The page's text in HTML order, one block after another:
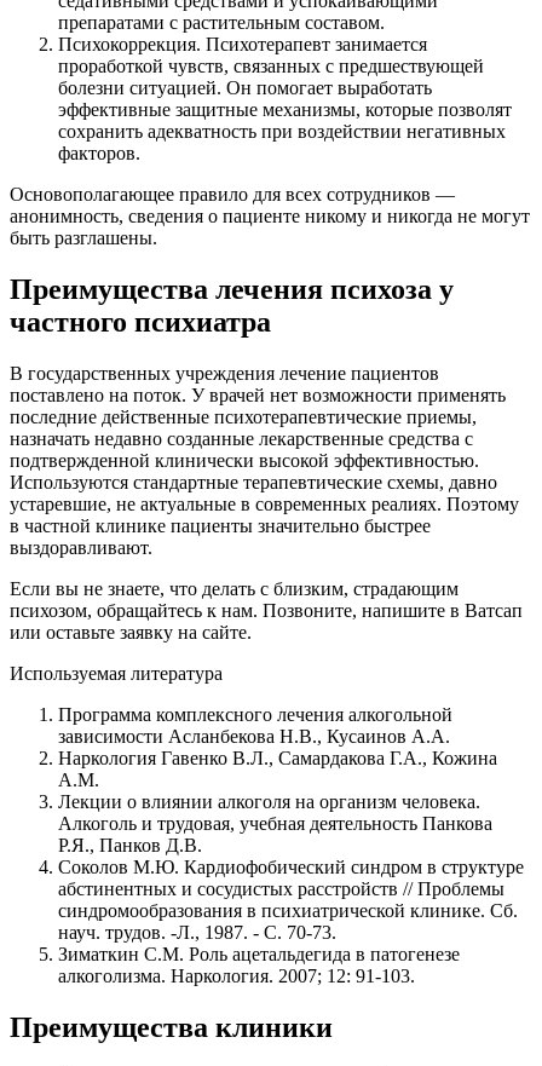
препаратами с растительным составом.
Психокоррекция. Психотерапевт занимается
проработкой чувств, связанных с предшествующей
болезни ситуацией. Он помогает выработать
эффективные защитные механизмы, которые позволят
сохранить адекватность при воздействии негативных
факторов.
Основополагающее правило для всех сотрудников —
анонимность, сведения о пациенте никому и никогда не могут
быть разглашены.
Преимущества лечения психоза у
частного психиатра
В государственных учреждения лечение пациентов
поставлено на поток. У врачей нет возможности применять
последние действенные психотерапевтические приемы,
назначать недавно созданные лекарственные средства с
подтвержденной клинически высокой эффективностью.
Используются стандартные терапевтические схемы, давно
устаревшие, не актуальные в современных реалиях. Поэтому
в частной клинике пациенты значительно быстрее
выздоравливают.
Если вы не знаете, что делать с близким, страдающим
психозом, обращайтесь к нам. Позвоните, напишите в Ватсап
или оставьте заявку на сайте.
Используемая литература
Программа комплексного лечения алкогольной
зависимости Асланбекова Н.В., Кусаинов А.А.
Наркология Гавенко В.Л., Самардакова Г.A., Кожина
А.М.
Лекции о влиянии алкоголя на организм человека.
Алкоголь и трудовая, учебная деятельность Панкова
Р.Я., Панков Д.В.
Соколов М.Ю. Кардиофобический синдром в структуре
абстинентных и сосудистых расстройств // Проблемы
синдромообразования в психиатрической клинике. Сб.
науч. трудов. -Л., 1987. - С. 70-73.
Зиматкин С.М. Роль ацетальдегида в патогенезе
алкоголизма. Наркология. 2007; 12: 91-103.
Преимущества клиники